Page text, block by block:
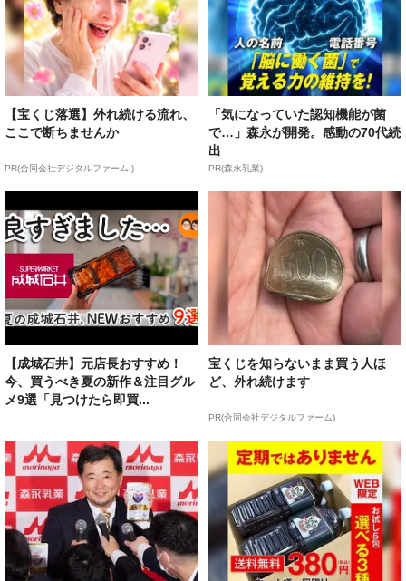
【宝くじ落選】外れ続ける流れ、
ここで断ちませんか
PR(合同会社デジタルファーム )
「気になっていた認知機能が菌
で…」森永が開発。感動の70代続
出
PR(森永乳業)
【成城石井】元店長おすすめ！
今、買うべき夏の新作＆注目グル
メ9選「見つけたら即買...
宝くじを知らないまま買う人ほ
ど、外れ続けます
PR(合同会社デジタルファーム)